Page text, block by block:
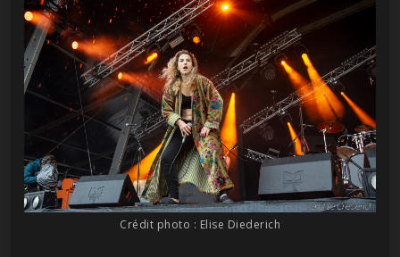
Crédit photo : Elise Diederich